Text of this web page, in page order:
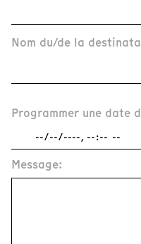
Nom du/de la
Programmer une date
Message: